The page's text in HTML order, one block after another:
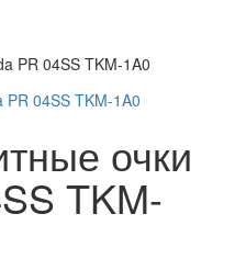
PR 04SS TKM-1A0
очки
TKM-